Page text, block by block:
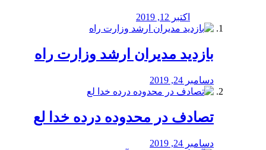
اکتبر 12, 2019
بازدید مدیران ارشد وزارت راه
دسامبر 24, 2019
تصادف در محدوده درده خدا لع
دسامبر 24, 2019